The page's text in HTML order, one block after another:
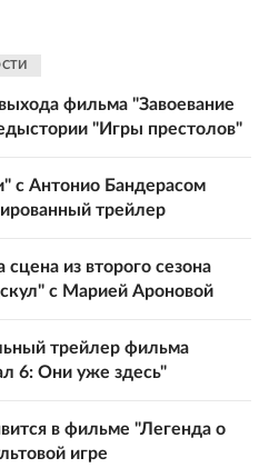
фильма "Завоевание
"Игры престолов"
с Антонио Бандерасом
трейлер
из второго сезона
с Марией Ароновой
трейлер фильма
6: Они уже здесь"
в фильме "Легенда о
игре